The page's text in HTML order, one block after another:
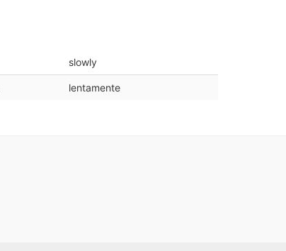
slowly
lentamente